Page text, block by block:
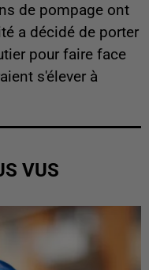
de pompage ont
a décidé de porter
pour faire face
s'élever à
VUS